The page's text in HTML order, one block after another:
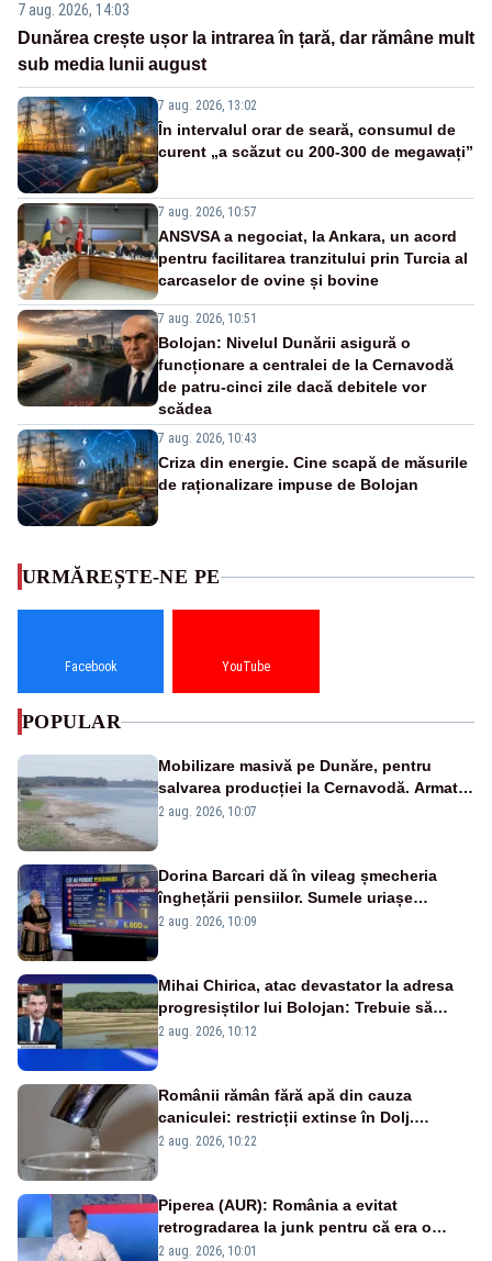
7 aug. 2026, 14:03
Dunărea crește ușor la intrarea în țară, dar rămâne mult
sub media lunii august
7 aug. 2026, 13:02
În intervalul orar de seară, consumul de
curent „a scăzut cu 200-300 de megawați”
7 aug. 2026, 10:57
ANSVSA a negociat, la Ankara, un acord
pentru facilitarea tranzitului prin Turcia al
carcaselor de ovine și bovine
7 aug. 2026, 10:51
Bolojan: Nivelul Dunării asigură o
funcționare a centralei de la Cernavodă
de patru-cinci zile dacă debitele vor
scădea
7 aug. 2026, 10:43
Criza din energie. Cine scapă de măsurile
de raționalizare impuse de Bolojan
URMĂREȘTE-NE PE
Facebook YouTube
POPULAR
Mobilizare masivă pe Dunăre, pentru
salvarea producției la Cernavodă. Armata
va detona o stâncă și va devia apa
2 aug. 2026, 10:07
Dorina Barcari dă în vileag șmecheria
înghețării pensiilor. Sumele uriașe
pierdute de fiecare român
2 aug. 2026, 10:09
Mihai Chirica, atac devastator la adresa
progresiștilor lui Bolojan: Trebuie să
protejăm și natura, dar nu șținem omaneii
2 aug. 2026, 10:12
Românii rămân fără apă din cauza
caniculei: restricții extinse în Dolj.
Oamenii au „cu program la robinet”
2 aug. 2026, 10:22
Piperea (AUR): România a evitat
retrogradarea la junk pentru că era o
catastrofă pentru bănci și fondurile de
2 aug. 2026, 10:01